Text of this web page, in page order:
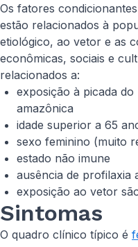
Os fatores
estão relacionados à
etiológico, ao vetor e as
econômicas, sociais e
relacionados a:
exposição à picada
amazônica
idade superior a 65
sexo feminino (muito
estado não imune
ausência de profilaxia
exposição ao vetor
Sintomas
O quadro clínico típico é